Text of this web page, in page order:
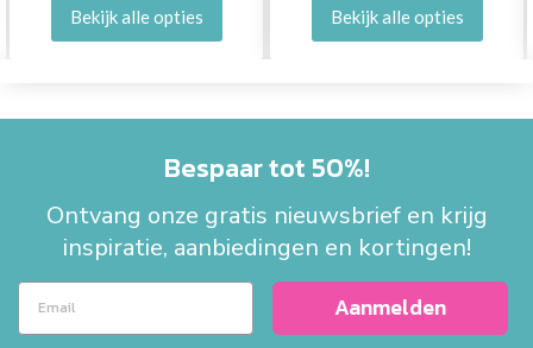
Bekijk alle opties Bekijk alle opties
Bespaar tot 50%!
Ontvang onze gratis nieuwsbrief en krijg
inspiratie, aanbiedingen en kortingen!
Aanmelden